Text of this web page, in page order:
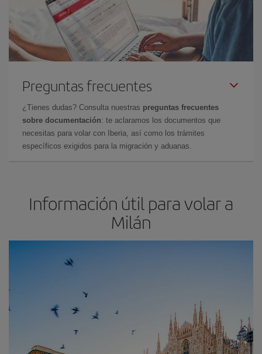
Preguntas frecuentes
¿Tienes dudas? Consulta nuestras preguntas frecuentes
sobre documentación: te aclaramos los documentos que
necesitas para volar con Iberia, así como los trámites
específicos exigidos para la migración y aduanas.
Información útil para volar a
Milán